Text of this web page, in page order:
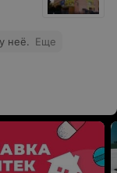
неё. Еще